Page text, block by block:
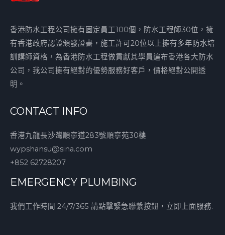
香港防水工程公司擁有固定員工100個，防水工程師30位，擁
有香港政府認證頒發證書，施工許可20位以上擁有多年防水培
訓講師資格，為香港防水工程做貢獻其學員遍布香港各大防水
公司，我公司擁有絕對的優勢服務好客戶，價格絕對公開透
明。
CONTACT INFO
香港九龍長沙灣順寧道283號順寧苑30樓
wypshansu@sina.com
+852 62728207
EMERGENCY PLUMBING
我們工作時間 24/7/365 請點擊緊急聯繫按鈕，立即上面服務.